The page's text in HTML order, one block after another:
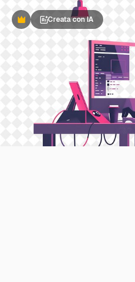
PremiumCreata con IA